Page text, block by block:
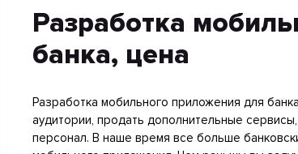
Разработка
банка, цена
Разработка мобильного приложения для
аудитории, продать дополнительные
персонал. В наше время все больше